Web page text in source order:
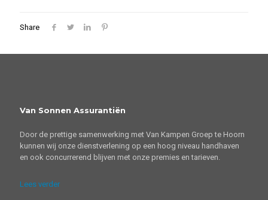
Share
Van Sonnen Assurantiën
Door de prettige samenwerking met Van Kampen Groep te Hoorn
kunnen wij onze dienstverlening op een hoog niveau handhaven
en ook concurrerend blijven met onze premies en tarieven.
Lees verder